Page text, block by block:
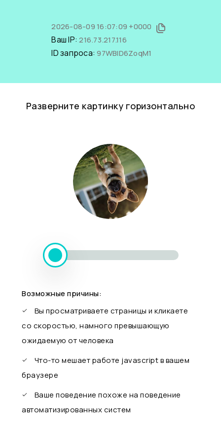
2026-08-09 16:07:09 +0000
Ваш IP:216.73.217.116
ID запроса:97WBlD6ZoqM1
Разверните картинку горизонтально
Возможные причины:
Вы просматриваете страницы и кликаете
со скоростью, намного превышающую
ожидаемую от человека
Что-то мешает работе javascript в вашем
браузере
Ваше поведение похоже на поведение
автоматизированных систем